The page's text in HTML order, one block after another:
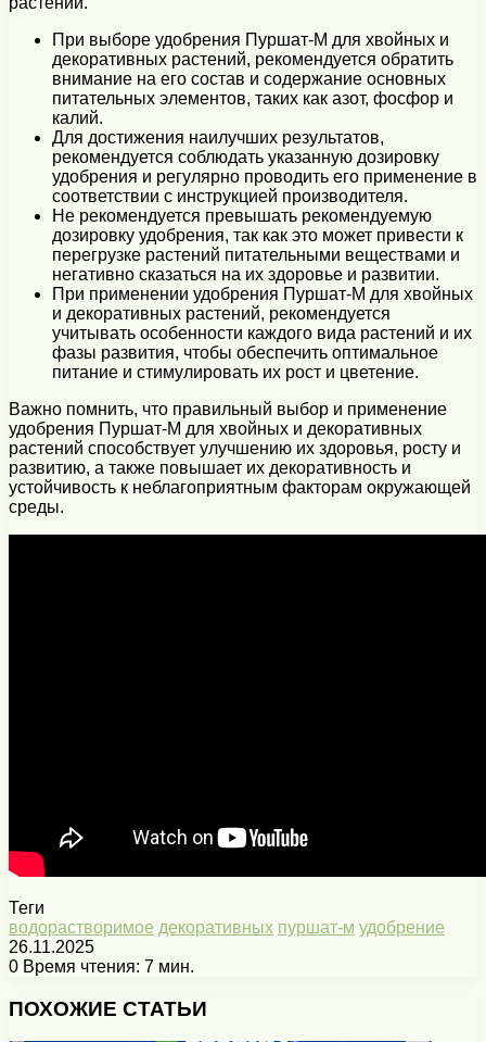
При выборе удобрения Пуршат-М для хвойных и
декоративных растений, рекомендуется обратить
внимание на его состав и содержание основных
питательных элементов, таких как азот, фосфор и
калий.
Для достижения наилучших результатов,
рекомендуется соблюдать указанную дозировку
удобрения и регулярно проводить его применение в
соответствии с инструкцией производителя.
Не рекомендуется превышать рекомендуемую
дозировку удобрения, так как это может привести к
перегрузке растений питательными веществами и
негативно сказаться на их здоровье и развитии.
При применении удобрения Пуршат-М для хвойных
и декоративных растений, рекомендуется
учитывать особенности каждого вида растений и их
фазы развития, чтобы обеспечить оптимальное
питание и стимулировать их рост и цветение.
Важно помнить, что правильный выбор и применение
удобрения Пуршат-М для хвойных и декоративных
растений способствует улучшению их здоровья, росту и
развитию, а также повышает их декоративность и
устойчивость к неблагоприятным факторам окружающей
среды.
Теги
водорастворимое декоративных пуршат-м удобрение
26.11.2025
0 Время чтения: 7 мин.
ПОХОЖИЕ СТАТЬИ